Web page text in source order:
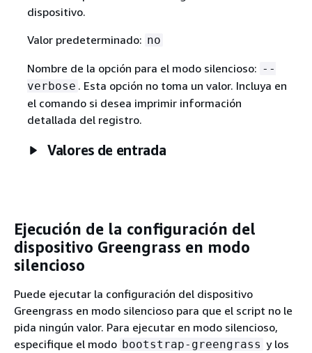
dispositivo.
Valor predeterminado: no
Nombre de la opción para el modo silencioso: --
verbose . Esta opción no toma un valor. Incluya en
el comando si desea imprimir información
detallada del registro.
Valores de entrada
Ejecución de la configuración del
dispositivo Greengrass en modo
silencioso
Puede ejecutar la configuración del dispositivo
Greengrass en modo silencioso para que el script no le
pida ningún valor. Para ejecutar en modo silencioso,
especifique el modo bootstrap-greengrass y los